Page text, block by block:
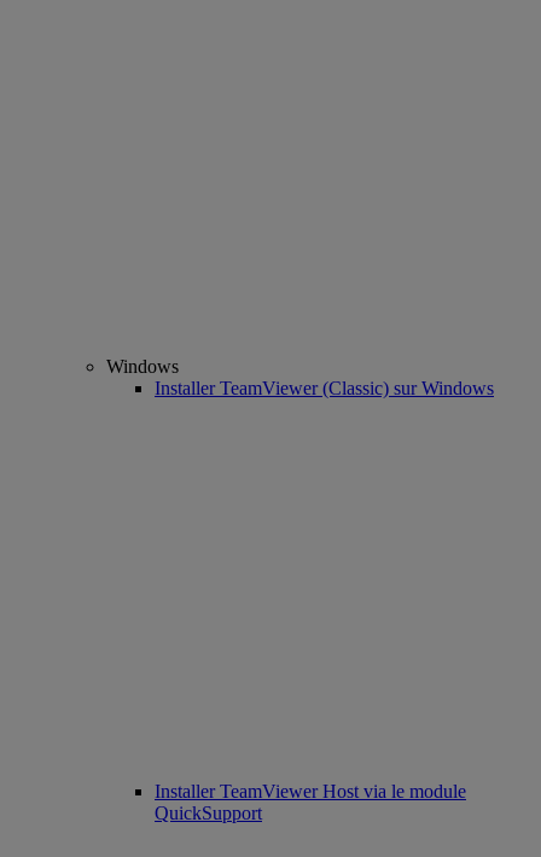
Windows
Installer TeamViewer (Classic) sur Windows
Installer TeamViewer Host via le module
QuickSupport